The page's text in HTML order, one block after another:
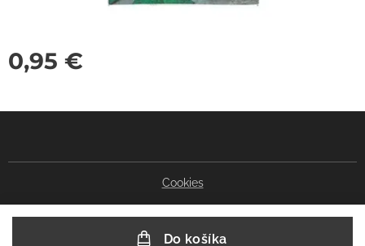
0,95 €
Do košíka
Cookies